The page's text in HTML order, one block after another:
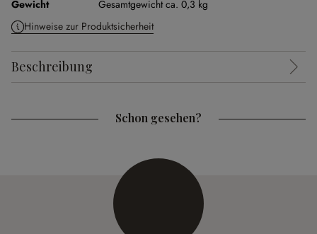
Gewicht
Gesamtgewicht ca. 0,3 kg
Hinweise zur Produktsicherheit
Beschreibung
Schon gesehen?